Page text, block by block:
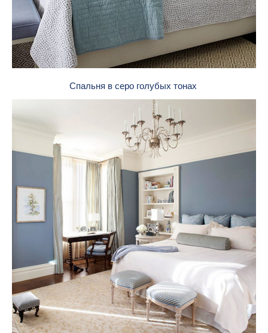
Спальня в серо голубых тонах